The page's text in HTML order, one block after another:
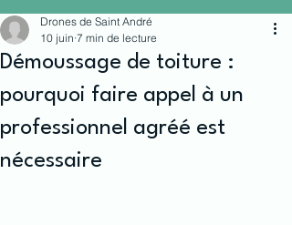
Démoussage de toiture :
pourquoi faire appel à un
professionnel agréé est
nécessaire
Drones de Saint André
10 juin 7 min de lecture